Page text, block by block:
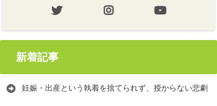
新着記事
妊娠・出産という執着を捨てられず、授からない悲劇